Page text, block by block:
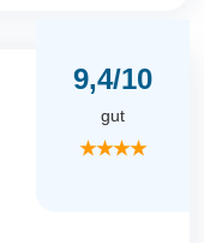
9,4/10
gut
★★★★